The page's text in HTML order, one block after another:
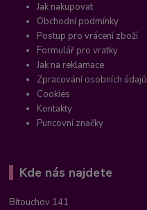
Jak nakupovat
Obchodní podmínky
Postup pro vrácení zboží
Formulář pro vratky
Jak na reklamace
Zpracování osobních údajů
Cookies
Kontakty
Puncovní značky
Kde nás najdete
Bítouchov 141